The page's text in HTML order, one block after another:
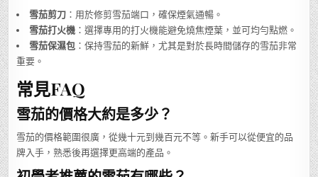
雪茄剪刀 ：用於修剪雪茄端口，確保煙氣通暢。
雪茄打火機 ：選擇專用的打火機能避免燒焦煙葉，並可均勻點燃。
雪茄保濕包 ：保持雪茄的新鮮，尤其是對於長時間儲存的雪茄非常
重要。
常見FAQ
雪茄的價格大約是多少？
雪茄的價格範圍很廣，從幾十元到幾百元不等。新手可以從便宜的品
牌入手，熟悉後再選擇更高端的產品。